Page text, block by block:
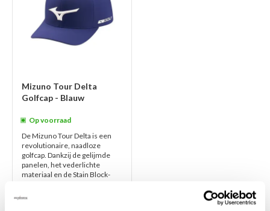
Mizuno Tour Delta
Golfcap - Blauw
Op voorraad
De Mizuno Tour Delta is een
revolutionaire, naadloze
golfcap. Dankzij de gelijmde
panelen, het vederlichte
materiaal en de Stain Block-